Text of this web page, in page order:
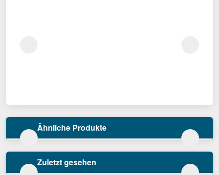
Ähnliche Produkte
Zuletzt gesehen